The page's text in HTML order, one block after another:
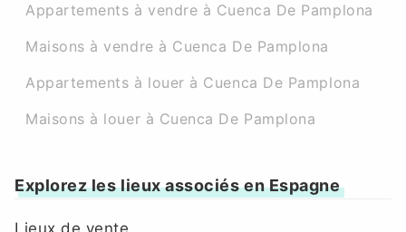
Appartements à vendre à Cuenca De Pamplona
Maisons à vendre à Cuenca De Pamplona
Appartements à louer à Cuenca De Pamplona
Maisons à louer à Cuenca De Pamplona
Explorez les lieux associés en Espagne
Lieux de vente